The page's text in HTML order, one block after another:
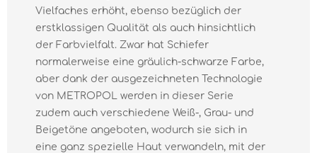
Vielfaches erhöht, ebenso bezüglich der
erstklassigen Qualität als auch hinsichtlich
der Farbvielfalt. Zwar hat Schiefer
normalerweise eine gräulich-schwarze Farbe,
aber dank der ausgezeichneten Technologie
von METROPOL werden in dieser Serie
zudem auch verschiedene Weiß-, Grau- und
Beigetöne angeboten, wodurch sie sich in
eine ganz spezielle Haut verwandeln, mit der